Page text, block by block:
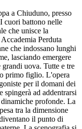
a Chiuduno, presso
cuori battono nelle
che unisce la
Perduta
che indossano lunghi
lasciando emergere
uova. Tutte e tre
primo figlio. L'opera
per il domani dei
spingerà ad addentrarsi
profonde. La
tra la dimensione
il punto di